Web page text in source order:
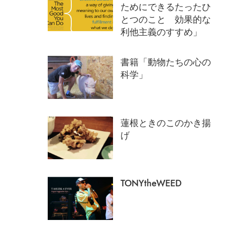
ためにできるたったひ
とつのこと 効果的な
利他主義のすすめ」
書籍「動物たちの心の
科学」
蓮根ときのこのかき揚
げ
TONYtheWEED